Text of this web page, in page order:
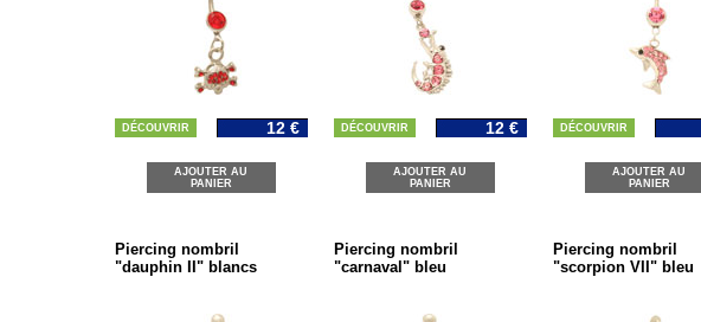
DÉCOUVRIR 12 €
AJOUTER AU
PANIER
DÉCOUVRIR 12 €
AJOUTER AU
PANIER
DÉCOUVRIR
AJOUTER AU
PANIER
Piercing nombril
"dauphin II" blancs
Piercing nombril
"carnaval" bleu
Piercing nombril
"scorpion VII" bleu